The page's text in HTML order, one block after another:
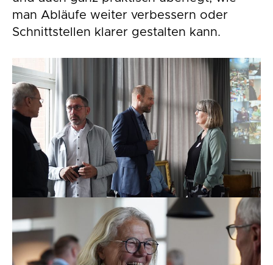
man Abläufe weiter verbessern oder
Schnittstellen klarer gestalten kann.